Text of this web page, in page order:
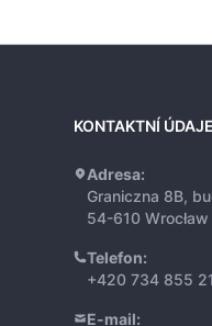
KONTAKTNÍ ÚDAJE
Adresa:
Graniczna 8B,
54-610 Wrocław
Telefon:
+420 734 855
E-mail: